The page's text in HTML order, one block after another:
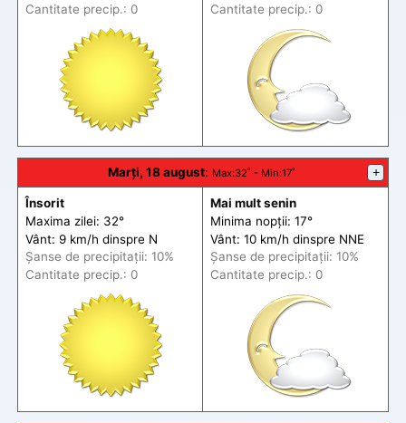
Cantitate precip.: 0
Cantitate precip.: 0
Marți, 18 august: Max:32˚ - Min:17˚ +
Însorit
Maxima zilei: 32°
Vânt: 9 km/h dinspre N
Șanse de precipitații: 10%
Cantitate precip.: 0
Mai mult senin
Minima nopții: 17°
Vânt: 10 km/h dinspre NNE
Șanse de precipitații: 10%
Cantitate precip.: 0